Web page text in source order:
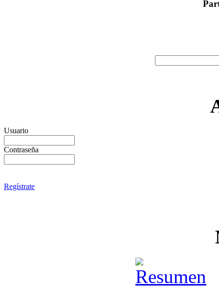
Usuario
Contraseña
Regístrate